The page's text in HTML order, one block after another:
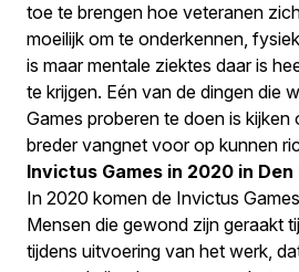
toe te brengen hoe veteranen
moeilijk om te onderkennen,
is maar mentale ziektes daar is
te krijgen. Eén van de dingen die
Games proberen te doen is
breder vangnet voor op kunnen
Invictus Games in 2020 in Den
In 2020 komen de Invictus
Mensen die gewond zijn geraakt
tijdens uitvoering van het werk,